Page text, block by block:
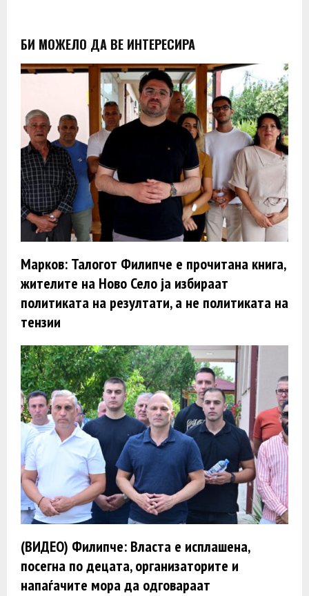
БИ МОЖЕЛО ДА ВЕ ИНТЕРЕСИРА
Марков: Талогот Филипче е прочитана книга,
жителите на Ново Село ја избираат
политиката на резултати, а не политиката на
тензии
(ВИДЕО) Филипче: Власта е исплашена,
посегна по децата, организаторите и
напаѓачите мора да одговараат